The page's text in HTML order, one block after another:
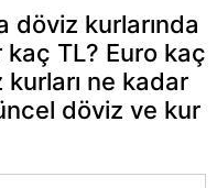
döviz kurlarında
TL? Euro kaç
ne kadar
döviz ve kur